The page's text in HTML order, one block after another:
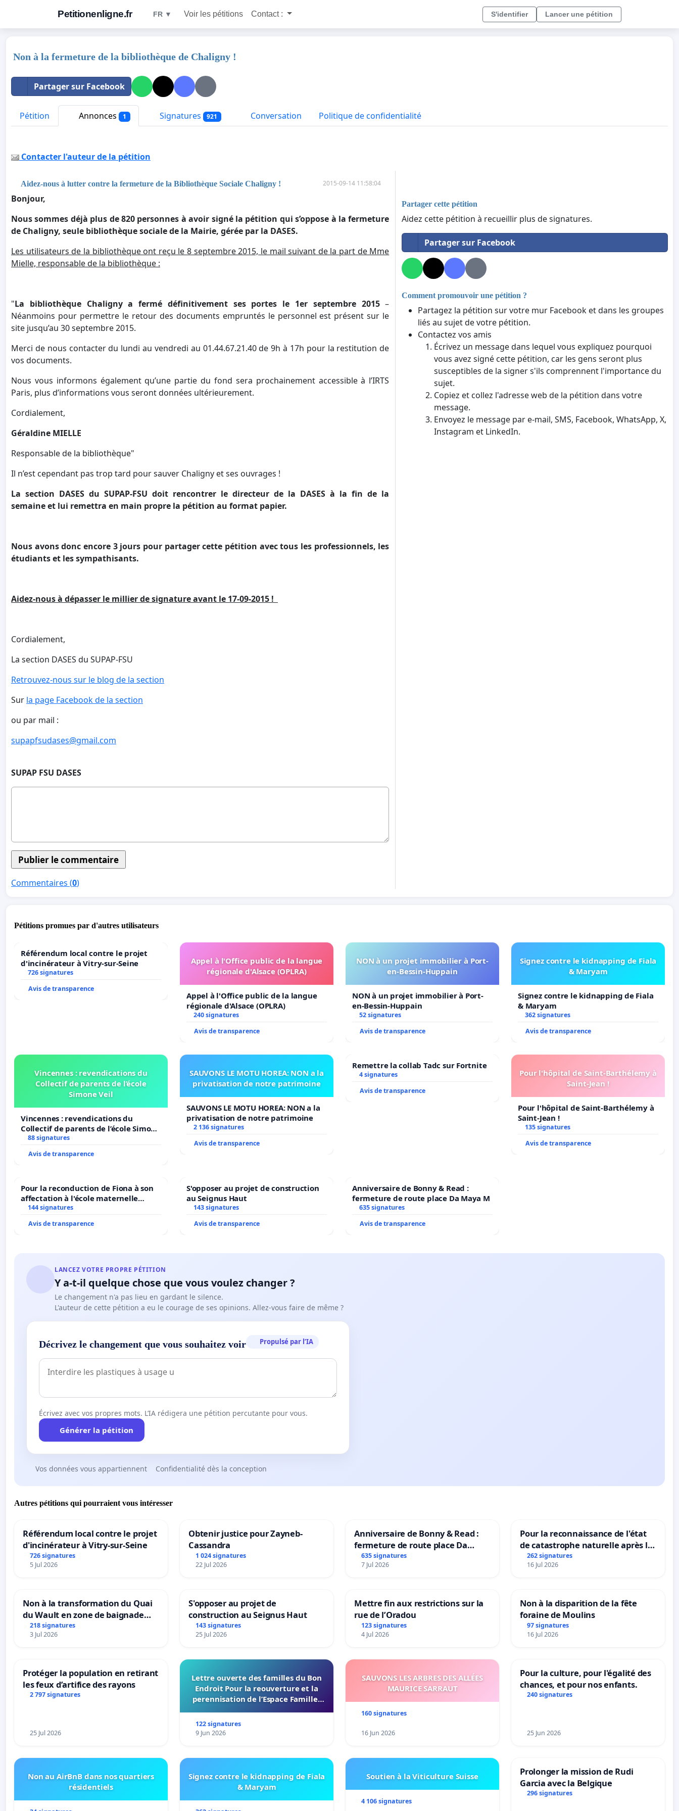
Petitionenligne.fr FR ▼ Voir les pétitions Contact : S'identifier Lancer une pétition
Non à la fermeture de la bibliothèque de Chaligny !
Partager sur Facebook
Pétition Annonces 1 Signatures 921 Conversation Politique de confidentialité
Contacter l'auteur de la pétition
Aidez-nous à lutter contre la fermeture de la Bibliothèque Sociale Chaligny ! 2015-09-14 11:58:04
Bonjour,
Nous sommes déjà plus de 820 personnes à avoir signé la pétition qui s’oppose à la fermeture
de Chaligny, seule bibliothèque sociale de la Mairie, gérée par la DASES.
Les utilisateurs de la bibliothèque ont reçu le 8 septembre 2015, le mail suivant de la part de Mme
Mielle, responsable de la bibliothèque :
"La bibliothèque Chaligny a fermé définitivement ses portes le 1er septembre 2015–
Néanmoins pour permettre le retour des documents empruntés le personnel est présent sur le
site jusqu’au 30 septembre 2015.
Merci de nous contacter du lundi au vendredi au 01.44.67.21.40 de 9h à 17h pour la restitution de
vos documents.
Nous vous informons également qu’une partie du fond sera prochainement accessible à l’IRTS
Paris, plus d’informations vous seront données ultérieurement.
Cordialement,
Géraldine MIELLE
Responsable de la bibliothèque"
Il n’est cependant pas trop tard pour sauver Chaligny et ses ouvrages !
La section DASES du SUPAP-FSU doit rencontrer le directeur de la DASES à la fin de la
semaine et lui remettra en main propre la pétition au format papier.
Nous avons donc encore 3 jours pour partager cette pétition avec tous les professionnels, les
étudiants et les sympathisants.
Aidez-nous à dépasser le millier de signature avant le 17-09-2015 !
Cordialement,
La section DASES du SUPAP-FSU
Retrouvez-nous sur le blog de la section
Sur la page Facebook de la section
ou par mail :
supapfsudases@gmail.com
SUPAP FSU DASES
Commentaires (0)
Partager cette pétition
Aidez cette pétition à recueillir plus de signatures.
Partager sur Facebook
Comment promouvoir une pétition ?
Partagez la pétition sur votre mur Facebook et dans les groupes
liés au sujet de votre pétition.
Contactez vos amis
Écrivez un message dans lequel vous expliquez pourquoi
vous avez signé cette pétition, car les gens seront plus
susceptibles de la signer s'ils comprennent l'importance du
sujet.
Copiez et collez l'adresse web de la pétition dans votre
message.
Envoyez le message par e-mail, SMS, Facebook, WhatsApp, X,
Instagram et LinkedIn.
Pétitions promues par d'autres utilisateurs
Référendum local contre le projet
d'incinérateur à Vitry-sur-Seine
726 signatures
Avis de transparence
Appel à l'Office public de la langue
régionale d'Alsace (OPLRA)
Appel à l'Office public de la langue
régionale d'Alsace (OPLRA)
240 signatures
Avis de transparence
NON à un projet immobilier à Port-
en-Bessin-Huppain
NON à un projet immobilier à Port-
en-Bessin-Huppain
52 signatures
Avis de transparence
Signez contre le kidnapping de Fiala
& Maryam
Signez contre le kidnapping de Fiala
& Maryam
362 signatures
Avis de transparence
Vincennes : revendications du
Collectif de parents de l’école
Simone Veil
Vincennes : revendications du
Collectif de parents de l’école Simone
Veil
88 signatures
Avis de transparence
SAUVONS LE MOTU HOREA: NON a la
privatisation de notre patrimoine
SAUVONS LE MOTU HOREA: NON a la
privatisation de notre patrimoine
2 136 signatures
Avis de transparence
Remettre la collab Tadc sur Fortnite
4 signatures
Avis de transparence
Pour l'hôpital de Saint-Barthélemy à
Saint-Jean !
Pour l'hôpital de Saint-Barthélemy à
Saint-Jean !
135 signatures
Avis de transparence
Pour la reconduction de Fiona à son
affectation à l'école maternelle
LAMARTINE auprès de Léo N. en
2026/2027
144 signatures
Avis de transparence
S'opposer au projet de construction
au Seignus Haut
143 signatures
Avis de transparence
Anniversaire de Bonny & Read :
fermeture de route place Da Maya M
635 signatures
Avis de transparence
LANCEZ VOTRE PROPRE PÉTITION
Y a-t-il quelque chose que vous voulez changer ?
Le changement n'a pas lieu en gardant le silence.
L'auteur de cette pétition a eu le courage de ses opinions. Allez-vous faire de même ?
Décrivez le changement que vous souhaitez voir Propulsé par l’IA
Écrivez avec vos propres mots. L’IA rédigera une pétition percutante pour vous.
Générer la pétition
Vos données vous appartiennent Confidentialité dès la conception
Autres pétitions qui pourraient vous intéresser
Référendum local contre le projet
d'incinérateur à Vitry-sur-Seine
726 signatures
5 Jul 2026
Obtenir justice pour Zayneb-
Cassandra
1 024 signatures
22 Jul 2026
Anniversaire de Bonny & Read :
fermeture de route place Da
Maya M
635 signatures
7 Jul 2026
Pour la reconnaissance de l'état
de catastrophe naturelle après la
grêle du 15 juillet 2026 à Aubenas
et ses alentours
262 signatures
16 Jul 2026
Non à la transformation du Quai
du Wault en zone de baignade
urbaine
218 signatures
3 Jul 2026
S'opposer au projet de
construction au Seignus Haut
143 signatures
25 Jul 2026
Mettre fin aux restrictions sur la
rue de l’Oradou
123 signatures
4 Jul 2026
Non à la disparition de la fête
foraine de Moulins
97 signatures
16 Jul 2026
Protéger la population en retirant
les feux d’artifice des rayons
2 797 signatures
25 Jul 2026
Lettre ouverte des familles du Bon
Endroit Pour la reouverture et la
perennisation de l’Espace Familles
122 signatures
9 Jun 2026
SAUVONS LES ARBRES DES ALLÉES
MAURICE SARRAUT
160 signatures
16 Jun 2026
Pour la culture, pour l'égalité des
chances, et pour nos enfants.
240 signatures
25 Jun 2026
Non au AirBnB dans nos quartiers
résidentiels
Signez contre le kidnapping de Fiala
& Maryam
Soutien à la Viticulture Suisse
4 106 signatures
Prolonger la mission de Rudi
Garcia avec la Belgique
296 signatures